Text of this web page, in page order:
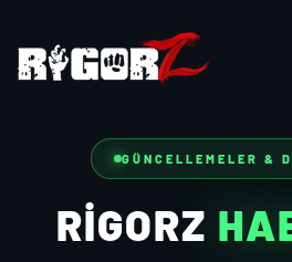
GÜNCELLEMELER &
RIGORZ